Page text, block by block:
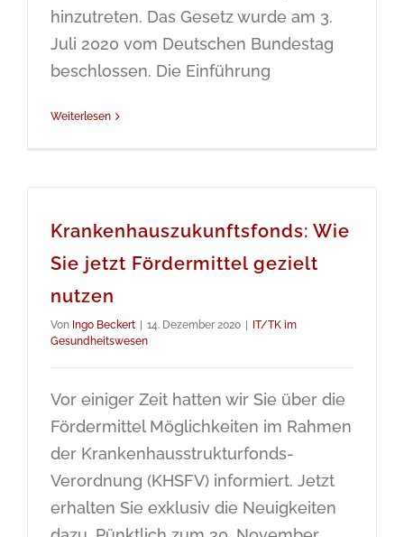
hinzutreten. Das Gesetz wurde am 3.
Juli 2020 vom Deutschen Bundestag
beschlossen. Die Einführung
Weiterlesen
Krankenhauszukunftsfonds: Wie
Sie jetzt Fördermittel gezielt
nutzen
Von Ingo Beckert 14. Dezember 2020
IT/TK im
Gesundheitswesen
Vor einiger Zeit hatten wir Sie über die
Fördermittel Möglichkeiten im Rahmen
der Krankenhausstrukturfonds-
Verordnung (KHSFV) informiert. Jetzt
erhalten Sie exklusiv die Neuigkeiten